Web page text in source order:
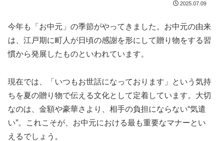
2025.07.09
今年も「お中元」の季節がやってきました。お中元の由来
は、江戸期に町人が日頃の感謝を形にして贈り物をする習
慣から発展したものといわれています。
現在では、「いつもお世話になっております」という気持
ちを夏の贈り物で伝える文化として定着しています。大切
なのは、金額や豪華さより、相手の負担にならない“気遣
い”。これこそが、お中元における最も重要なマナーとい
えるでしょう。